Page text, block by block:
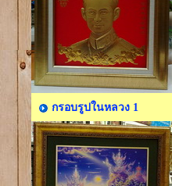
กรอบรูปในหลวง 1